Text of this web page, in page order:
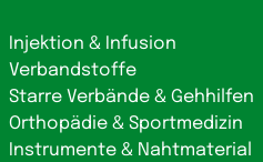
Injektion & Infusion
Verbandstoffe
Starre Verbände & Gehhilfen
Orthopädie & Sportmedizin
Instrumente & Nahtmaterial